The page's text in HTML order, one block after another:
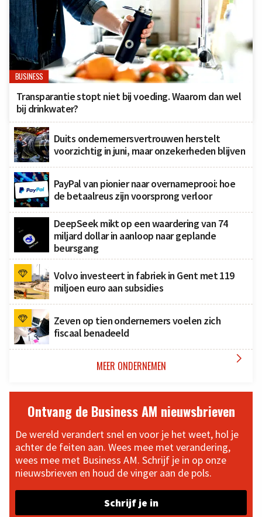
BUSINESS
Transparantie stopt niet bij voeding. Waarom dan wel
bij drinkwater?
Duits ondernemersvertrouwen herstelt
voorzichtig in juni, maar onzekerheden blijven
PayPal van pionier naar overnameprooi: hoe
de betaalreus zijn voorsprong verloor
DeepSeek mikt op een waardering van 74
miljard dollar in aanloop naar geplande
beursgang
Volvo investeert in fabriek in Gent met 119
miljoen euro aan subsidies
Zeven op tien ondernemers voelen zich
fiscaal benadeeld
MEER ONDERNEMEN 
Ontvang de Business AM nieuwsbrieven
De wereld verandert snel en voor je het weet, hol je
achter de feiten aan. Wees mee met verandering,
wees mee met Business AM. Schrijf je in op onze
nieuwsbrieven en houd de vinger aan de pols.
Schrijf je in